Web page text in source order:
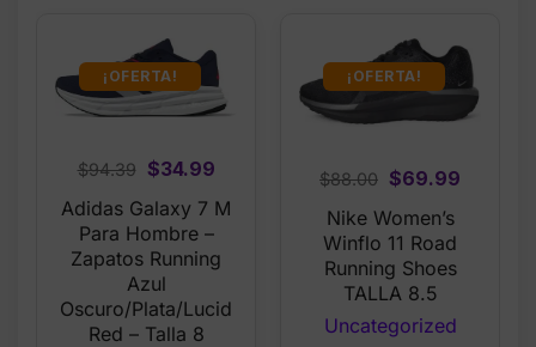
¡OFERTA!
$94.39
Original
price
was:
$94.39.
$34.99Current
price
$34.99.
Adidas Galaxy 7 M
Para Hombre –
Zapatos Running
Azul
Oscuro/Plata/Lucid
Red – Talla 8
¡OFERTA!
$88.00 Original
price
was:
$88.00.
$69.99
Nike Women’s
Winflo 11 Road
Running Shoes
TALLA 8.5
Uncategorized